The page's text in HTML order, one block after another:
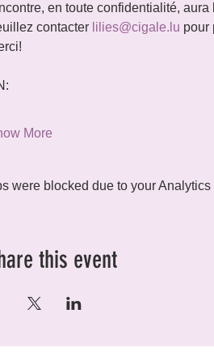
en toute confidentialité,
contacter lilies@cigale.lu pour
More
were blocked due to your
this event